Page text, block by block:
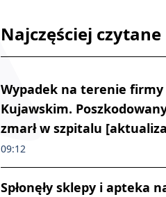
Najczęściej czytane
Wypadek na terenie firmy
Kujawskim.
zmarł w szpitalu
09:12
Spłonęły sklepy i apteka